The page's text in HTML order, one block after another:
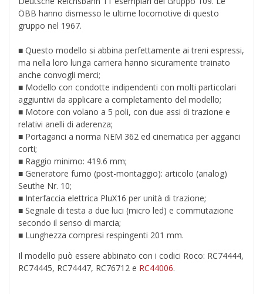
ÖBB hanno dismesso le ultime locomotive di questo
gruppo nel 1967.
■ Questo modello si abbina perfettamente ai treni espressi,
ma nella loro lunga carriera hanno sicuramente trainato
anche convogli merci;
■ Modello con condotte indipendenti con molti particolari
aggiuntivi da applicare a completamento del modello;
■ Motore con volano a 5 poli, con due assi di trazione e
relativi anelli di aderenza;
■ Portaganci a norma NEM 362 ed cinematica per agganci
corti;
■ Raggio minimo: 419.6 mm;
■ Generatore fumo (post-montaggio): articolo (analog)
Seuthe Nr. 10;
■ Interfaccia elettrica PluX16 per unità di trazione;
■ Segnale di testa a due luci (micro led) e commutazione
secondo il senso di marcia;
■ Lunghezza compresi respingenti 201 mm.
Il modello può essere abbinato con i codici Roco: RC74444,
RC74445, RC74447, RC76712 e RC44006.